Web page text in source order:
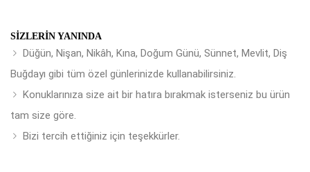
SIZLERIN YANINDA
Düğün, Nişan, Nikâh, Kına, Doğum Günü, Sünnet, Mevlit, Diş
Buğdayı gibi tüm özel günlerinizde kullanabilirsiniz.
Konuklarınıza size ait bir hatıra bırakmak isterseniz bu ürün
tam size göre.
Bizi tercih ettiğiniz için teşekkürler.